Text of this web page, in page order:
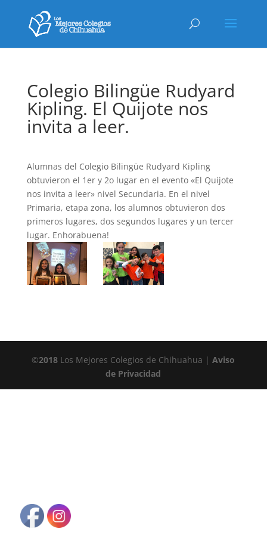
Colegio Bilingüe Rudyard
Kipling. El Quijote nos
invita a leer.
Alumnas del Colegio Bilingüe Rudyard Kipling
obtuvieron el 1er y 2o lugar en el evento «El Quijote
nos invita a leer» nivel Secundaria. En el nivel
Primaria, etapa zona, los alumnos obtuvieron dos
primeros lugares, dos segundos lugares y un tercer
lugar. Enhorabuena!
©2018 Los Mejores Colegios de Chihuahua |Aviso
de Privacidad